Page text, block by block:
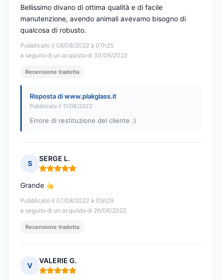
Pubblicato il 08/08/2022 à 07h25
a seguito di un acquisto di 30/06/2022
Bellissimo divano di ottima qualità e di facile
manutenzione, avendo animali avevamo bisogno di
qualcosa di robusto.
Recensione tradotta
Risposta di www.plakglass.it
Pubblicata il 11/08/2022
Errore di restituzione del cliente :)
S
SERGE L.
Nota: 5 su 5
Pubblicato il 07/08/2022 à 05h29
a seguito di un acquisto di 26/06/2022
Grande
Recensione tradotta
V
VALERIE G.
Nota: 5 su 5